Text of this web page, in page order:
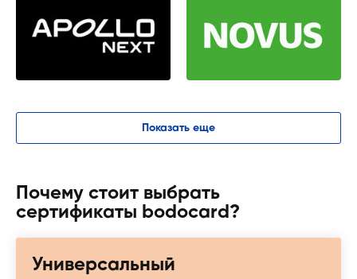
Показать еще
Почему стоит выбрать
сертификаты bodocard?
Универсальный